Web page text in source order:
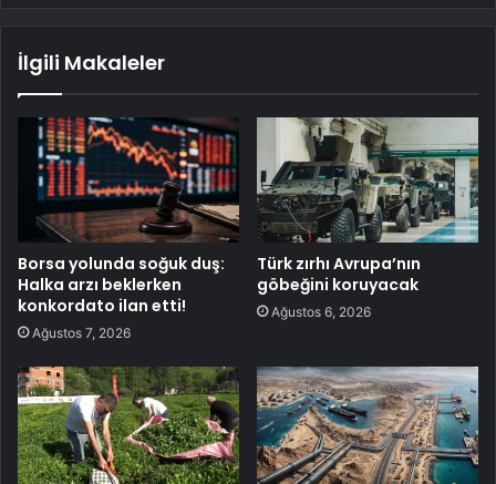
İlgili Makaleler
Borsa yolunda soğuk duş:
Halka arzı beklerken
konkordato ilan etti!
Ağustos 7, 2026
Türk zırhı Avrupa’nın
göbeğini koruyacak
Ağustos 6, 2026